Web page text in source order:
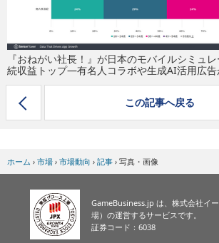
『おねがい社長！』が日本のモバイルシミュ
続収益トップ―有名人コラボや生成AI活用広告
この記事へ戻る
ホーム › 市場 › 市場動向 › 記事 › 写真・画像
GameBusiness.jp は、株式会社イ
場）の運営するサービスです。
証券コード：6038